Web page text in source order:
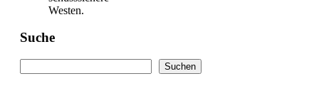
Westen.
Suche
Suchen